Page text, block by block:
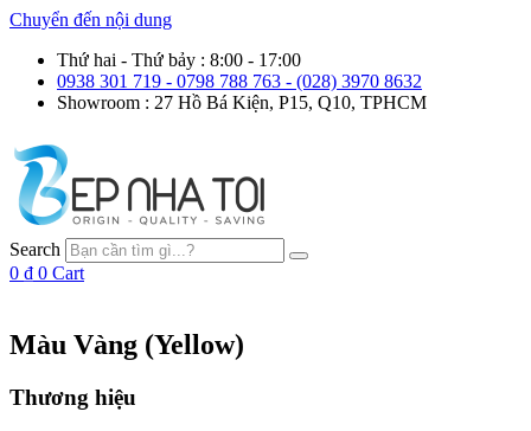
Chuyển đến nội dung
Thứ hai - Thứ bảy : 8:00 - 17:00
0938 301 719 - 0798 788 763 - (028) 3970 8632
Showroom : 27 Hồ Bá Kiện, P15, Q10, TPHCM
Search
0 ₫ 0 Cart
Màu Vàng (Yellow)
Thương hiệu